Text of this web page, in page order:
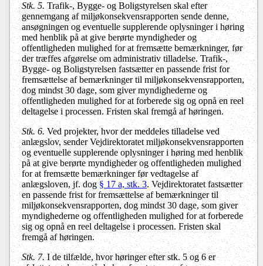
Stk. 5. Trafik-, Bygge- og Boligstyrelsen skal efter
gennemgang af miljøkonsekvensrapporten sende denne,
ansøgningen og eventuelle supplerende oplysninger i høring
med henblik på at give berørte myndigheder og
offentligheden mulighed for at fremsætte bemærkninger, før
der træffes afgørelse om administrativ tilladelse. Trafik-,
Bygge- og Boligstyrelsen fastsætter en passende frist for
fremsættelse af bemærkninger til miljøkonsekvensrapporten,
dog mindst 30 dage, som giver myndighederne og
offentligheden mulighed for at forberede sig og opnå en reel
deltagelse i processen. Fristen skal fremgå af høringen.
Stk. 6. Ved projekter, hvor der meddeles tilladelse ved
anlægslov, sender Vejdirektoratet miljøkonsekvensrapporten
og eventuelle supplerende oplysninger i høring med henblik
på at give berørte myndigheder og offentligheden mulighed
for at fremsætte bemærkninger før vedtagelse af
anlægsloven, jf. dog § 17 a, stk. 3. Vejdirektoratet fastsætter
en passende frist for fremsættelse af bemærkninger til
miljøkonsekvensrapporten, dog mindst 30 dage, som giver
myndighederne og offentligheden mulighed for at forberede
sig og opnå en reel deltagelse i processen. Fristen skal
fremgå af høringen.
Stk. 7.I de tilfælde, hvor høringer efter stk. 5 og 6 er